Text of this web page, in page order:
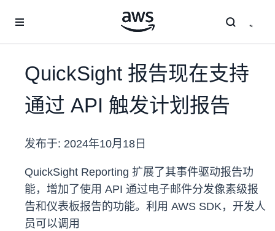
QuickSight 报告现在支持
通过 API 触发计划报告
发布于: 2024年10月18日
QuickSight Reporting 扩展了其事件驱动报告功
能，增加了使用 API 通过电子邮件分发像素级报
告和仪表板报告的功能。利用 AWS SDK，开发人
员可以调用